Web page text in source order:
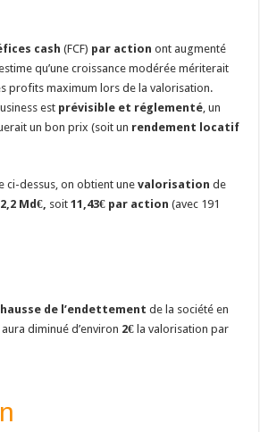
cash (FCF) par action ont augmenté
qu’une croissance modérée mériterait
profits maximum lors de la valorisation.
est prévisible et réglementé , un
un bon prix (soit un rendement locatif
ci-dessus, on obtient unevalorisation de
Md€, soit11,43€ par action (avec 191
hausse de l’endettement de la société en
diminué d’environ 2€ la valorisation par